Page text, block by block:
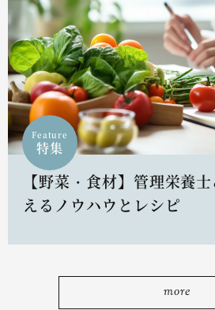
Feature
特集
【野菜・食材】管理栄養
えるノウハウとレシピ
more